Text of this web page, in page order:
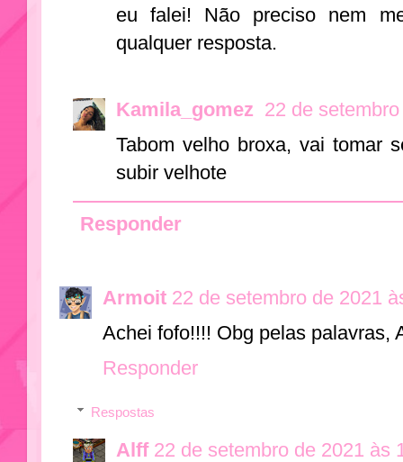
eu falei! Não preciso nem
qualquer resposta.
Kamila_gomez 22 de
Tabom velho broxa, vai tomar
subir velhote
Responder
Armoit 22 de setembro de 2021
Achei fofo!!!! Obg pelas palavras,
Responder
Respostas
Alff 22 de setembro de 2021 às